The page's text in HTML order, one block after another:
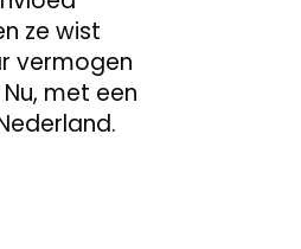
ze wist
vermogen
met een